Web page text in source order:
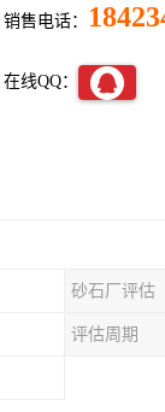
销售电话：
在线QQ：
砂石厂评估
评估周期